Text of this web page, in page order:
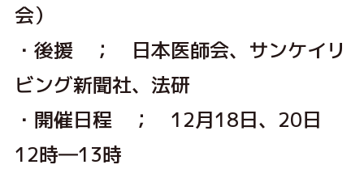
会）
・後援 ； 日本医師会、サンケイリ
ビング新聞社、法研
・開催日程 ； 12月18日、20日
12時―13時